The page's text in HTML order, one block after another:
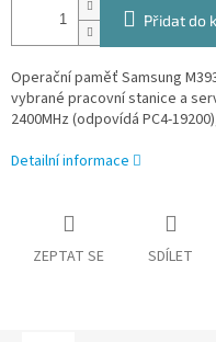
Přidat do
Operační paměť Samsung
vybrané pracovní stanice a
2400MHz (odpovídá PC4-
Detailní informace
ZEPTAT SE SDÍLET